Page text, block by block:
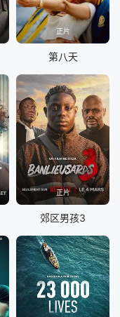
正片
第八天
正片
郊区男孩3